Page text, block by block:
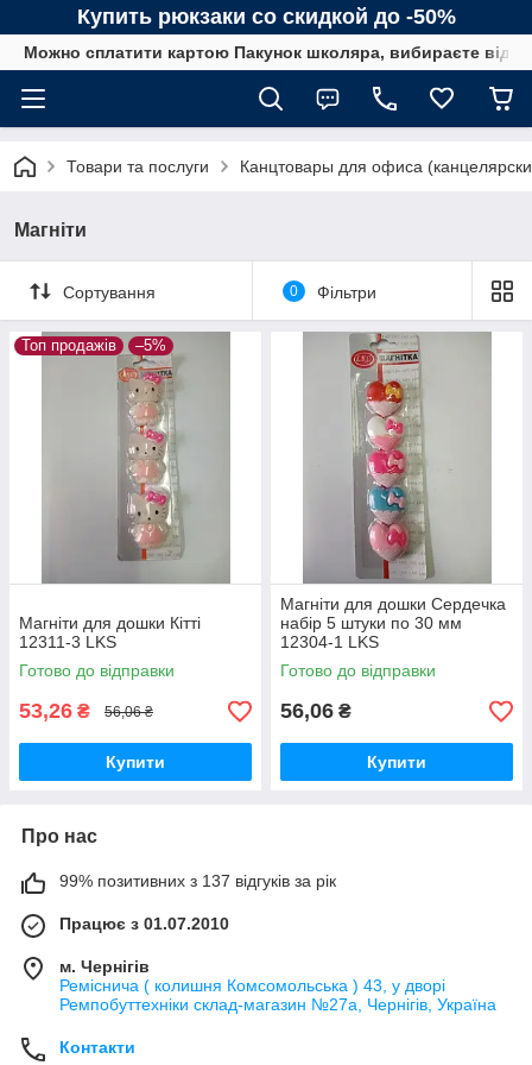
Купить рюкзаки со скидкой до -50%
Можно сплатити картою Пакунок школяра, вибираєте від
Товари та послуги Канцтовары для офиса
Магніти
Сортування 0 Фільтри
Топ продажів –5%
Магніти для дошки Кітті
12311-3 LKS
Готово до відправки
53,26 ₴ 56,06 ₴
Купити
Магніти для дошки Сердечка
набір 5 штуки по 30 мм
12304-1 LKS
Готово до відправки
56,06 ₴
Купити
Про нас
99% позитивних з 137 відгуків за рік
Працює з 01.07.2010
м. Чернігів
Реміснича ( колишня Комсомольська ) 43, у дворі
Ремпобуттехніки склад-магазин №27a, Чернігів, Україна
Контакти